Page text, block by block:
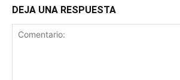
DEJA UNA RESPUESTA